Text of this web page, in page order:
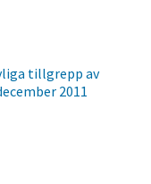
tillgrepp av
2011